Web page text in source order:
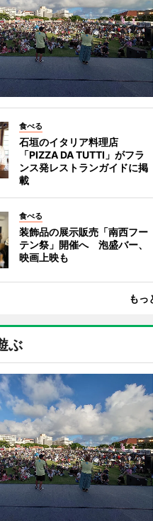
食べる
石垣のイタリア料理店
「PIZZA DA TUTTI」がフラ
ンス発レストランガイドに掲
載
食べる
装飾品の展示販売「南西フー
テン祭」開催へ 泡盛バー、
映画上映も
もっ
ぶ